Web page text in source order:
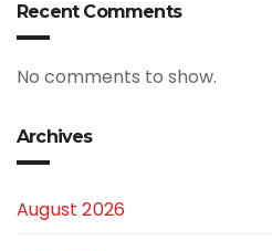
Recent Comments
No comments to show.
Archives
August 2026